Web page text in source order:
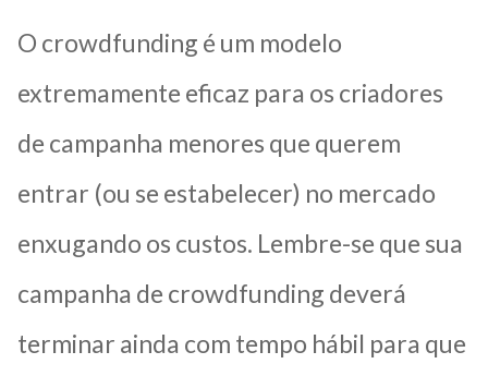
O crowdfunding é um modelo
extremamente eficaz para os criadores
de campanha menores que querem
entrar (ou se estabelecer) no mercado
enxugando os custos. Lembre-se que sua
campanha de crowdfunding deverá
terminar ainda com tempo hábil para que